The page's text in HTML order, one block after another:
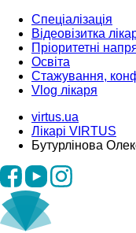
Спеціалізація
Відеовізитка
Пріоритетні
Освіта
Стажування,
Vlog лікаря
virtus.ua
Лікарі VIRTUS
Бутурлінова